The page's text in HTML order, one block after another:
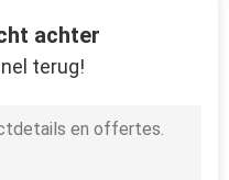
EVA
achter
terug!